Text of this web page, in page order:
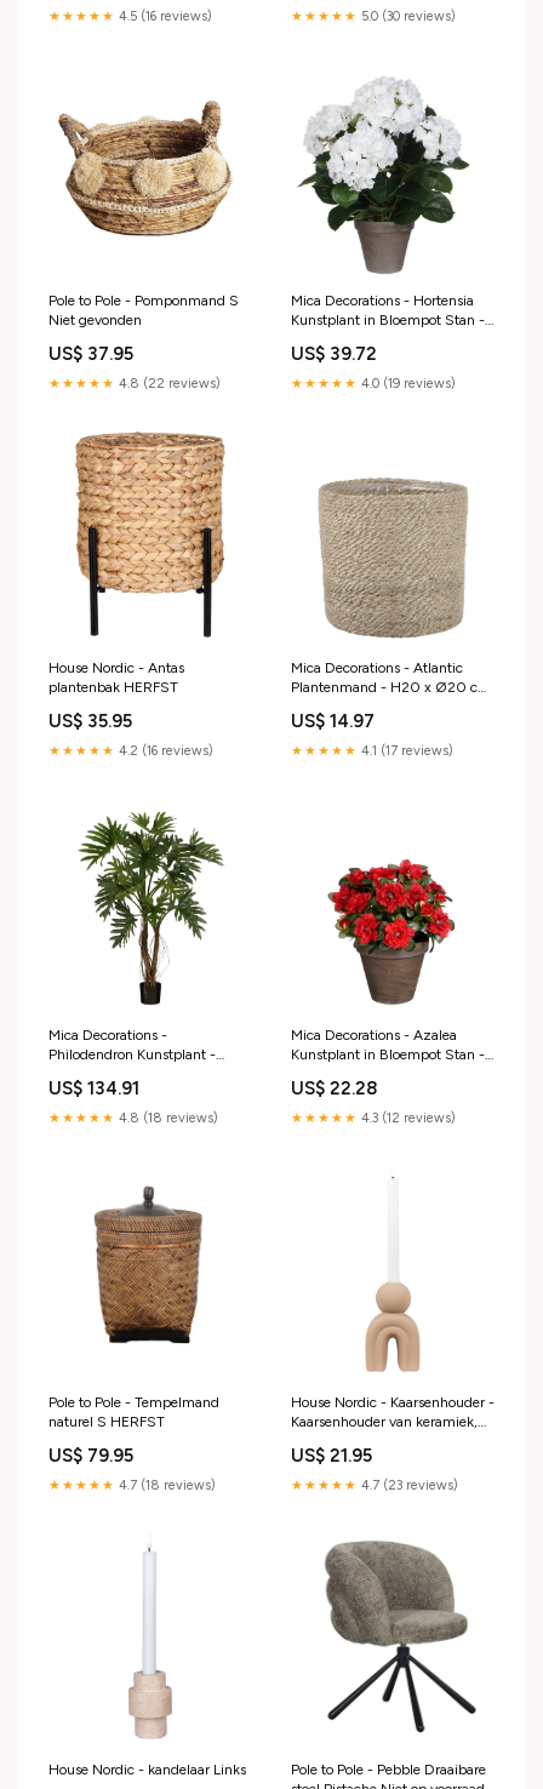
★★★★★ 4.5 (16 reviews) ★★★★★ 5.0 (30 reviews)
Pole to Pole - Pomponmand S
Niet gevonden
US$ 37.95
★★★★★ 4.8 (22 reviews)
Mica Decorations - Hortensia
Kunstplant in Bloempot Stan -
US$ 39.72
★★★★★ 4.0 (19 reviews)
House Nordic - Antas
plantenbak HERFST
US$ 35.95
★★★★★ 4.2 (16 reviews)
Mica Decorations - Atlantic
Plantenmand - H20 x Ø20 cm
US$ 14.97
★★★★★ 4.1 (17 reviews)
Mica Decorations -
Philodendron Kunstplant -
US$ 134.91
★★★★★ 4.8 (18 reviews)
Mica Decorations - Azalea
Kunstplant in Bloempot Stan -
Notenkraker
US$ 22.28
★★★★★ 4.3 (12 reviews)
Pole to Pole - Tempelmand
naturel S HERFST
US$ 79.95
★★★★★ 4.7 (18 reviews)
House Nordic - Kaarsenhouder -
Kaarsenhouder van keramiek,
US$ 21.95
★★★★★ 4.7 (23 reviews)
House Nordic - kandelaar Links
Pole to Pole - Pebble Draaibare